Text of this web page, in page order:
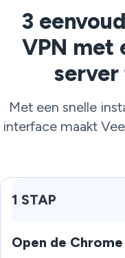
3
VPN met
Met een snelle
interface maakt
1 STAP
Open de